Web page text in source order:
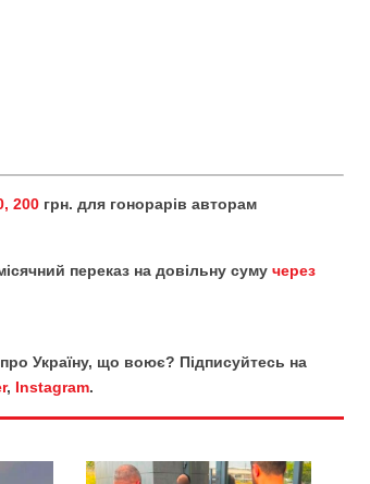
200 грн. для гонорарів авторам
переказ на довільну суму через
Україну, що воює? Підписуйтесь на
, Instagram.